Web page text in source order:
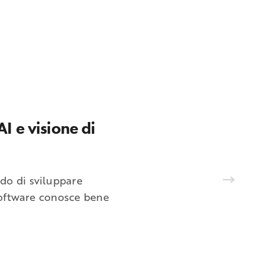
e visione di
di sviluppare
conosce bene